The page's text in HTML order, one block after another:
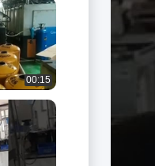
00:15